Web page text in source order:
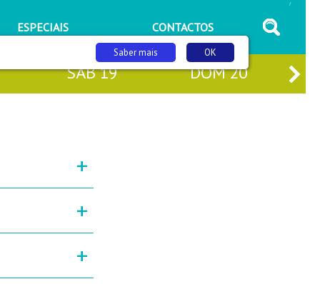
ESPECIAIS CONTACTOS
/
SÁB19 DOM20
+
+
+
OK
Saber mais